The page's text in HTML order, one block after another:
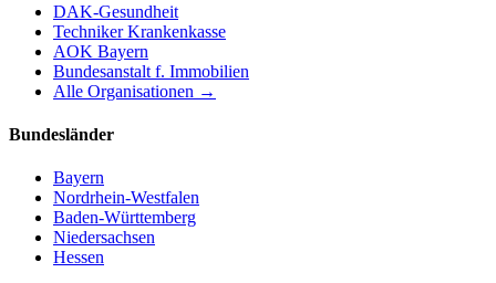
DAK-Gesundheit
Techniker Krankenkasse
AOK Bayern
Bundesanstalt f. Immobilien
Alle Organisationen →
Bundesländer
Bayern
Nordrhein-Westfalen
Baden-Württemberg
Niedersachsen
Hessen